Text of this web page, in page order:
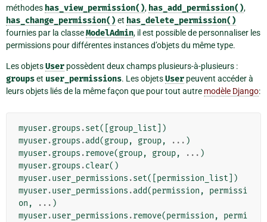
méthodes has_view_permission(), has_add_permission(),
has_change_permission() et has_delete_permission()
fournies par la classeModelAdmin, il est possible de personnaliser les
permissions pour différentes instances d’objets du même type.
Les objetsUser possèdent deux champs plusieurs-à-plusieurs :
groupset user_permissions. Les objetsUser peuvent accéder à
leurs objets liés de la même façon que pour tout autre modèle Django:
myuser.groups .set([ group_list ])
myuser.groups .add(group, group, ... )
myuser.groups .remove(group, group, ... )
myuser.groups .clear()
myuser.user_permissions .set([ permission_list ])
myuser.user_permissions .add(permission ,
permissi
on , ... )
myuser.user_permissions .remove(permission ,
permi